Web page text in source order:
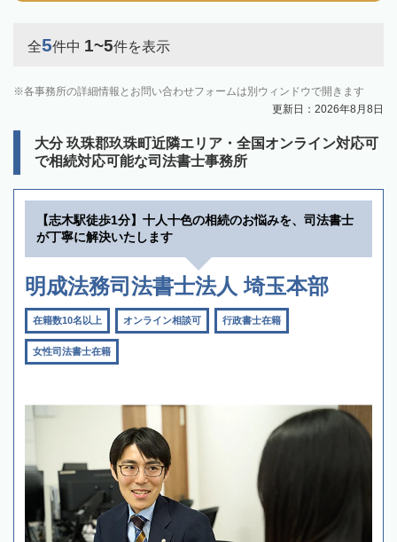
全5件中 1~5件を表示
各事務所の詳細情報とお問い合わせフォームは別ウィンドウで開きます
更新日：2026年8月8日
大分 玖珠郡玖珠町近隣エリア・全国オンライン対応可
で相続対応可能な司法書士事務所
【志木駅徒歩1分】十人十色の相続のお悩みを、司法書士
が丁寧に解決いたします
明成法務司法書士法人 埼玉本部
在籍数10名以上 オンライン相談可 行政書士在籍
女性司法書士在籍